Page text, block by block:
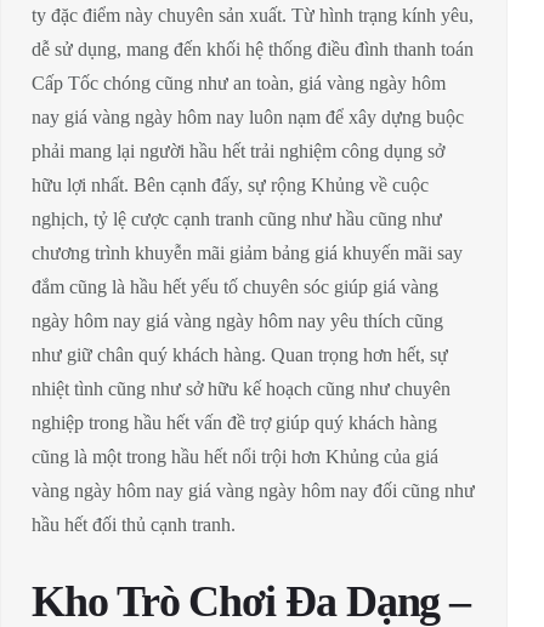
ty đặc điểm này chuyên sản xuất. Từ hình trạng kính yêu,
dễ sử dụng, mang đến khối hệ thống điều đình thanh toán
Cấp Tốc chóng cũng như an toàn, giá vàng ngày hôm
nay giá vàng ngày hôm nay luôn nạm để xây dựng buộc
phải mang lại người hầu hết trải nghiệm công dụng sở
hữu lợi nhất. Bên cạnh đấy, sự rộng Khủng về cuộc
nghịch, tỷ lệ cược cạnh tranh cũng như hầu cũng như
chương trình khuyễn mãi giảm bảng giá khuyến mãi say
đắm cũng là hầu hết yếu tố chuyên sóc giúp giá vàng
ngày hôm nay giá vàng ngày hôm nay yêu thích cũng
như giữ chân quý khách hàng. Quan trọng hơn hết, sự
nhiệt tình cũng như sở hữu kế hoạch cũng như chuyên
nghiệp trong hầu hết vấn đề trợ giúp quý khách hàng
cũng là một trong hầu hết nổi trội hơn Khủng của giá
vàng ngày hôm nay giá vàng ngày hôm nay đối cũng như
hầu hết đối thủ cạnh tranh.
Kho Trò Chơi Đa Dạng –